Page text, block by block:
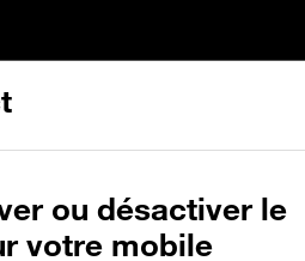
ou désactiver le
votre mobile